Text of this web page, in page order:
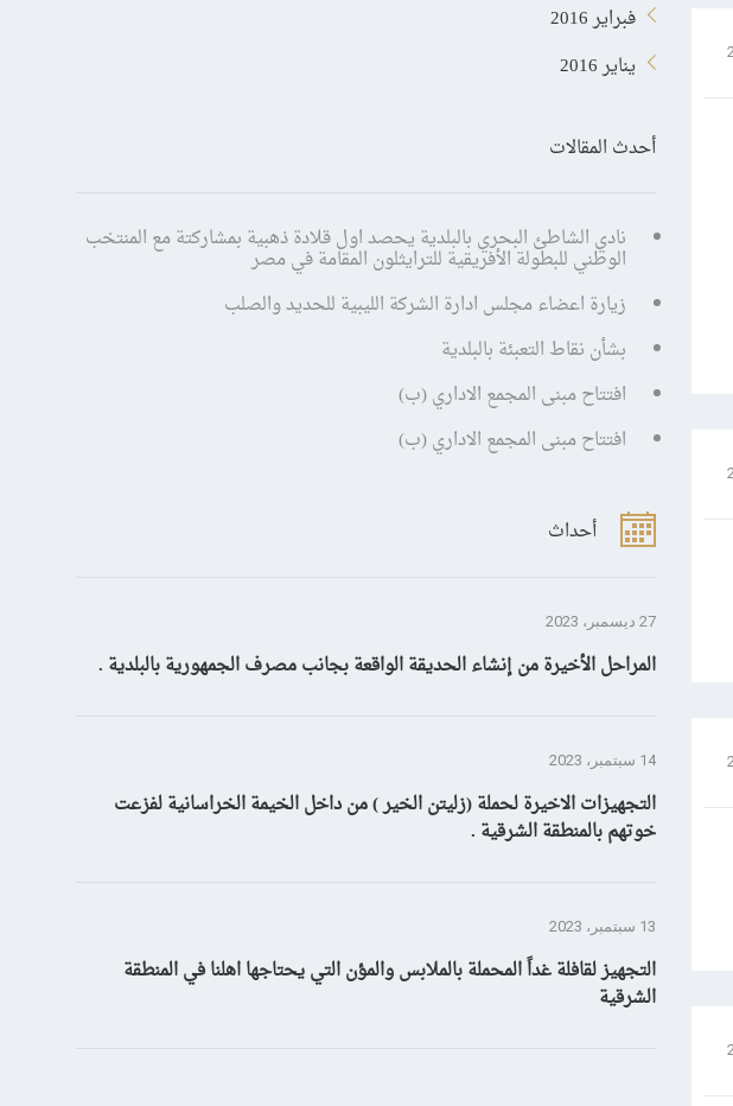
فبراير 2016
يناير 2016
أحدث المقالات
نادي الشاطئ البحري بالبلدية يحصد اول قلادة ذهبية بمشاركتة مع المنتخب
الوطني للبطولة الأفريقية للترايثلون المقامة في مصر
زيارة اعضاء مجلس ادارة الشركة الليبية للحديد والصلب
بشأن نقاط التعبئة بالبلدية
افتتاح مبنى المجمع الاداري (ب)
افتتاح مبنى المجمع الاداري (ب)
أحداث
27 ديسمبر، 2023
المراحل الأخيرة من إنشاء الحديقة الواقعة بجانب مصرف الجمهورية بالبلدية .
14 سبتمبر، 2023
التجهيزات الاخيرة لحملة (زليتن الخير ) من داخل الخيمة الخراسانية لفزعت
خوتهم بالمنطقة الشرقية .
13 سبتمبر، 2023
التجهيز لقافلة غداً المحملة بالملابس والمؤن التي يحتاجها اهلنا في المنطقة
الشرقية